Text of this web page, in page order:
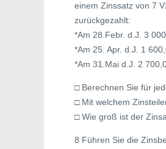
einem Zinssatz von 7
zurückgezahlt:
*Am 28.Febr. d.J. 3
*Am 25. Apr. d.J. 1
*Am 31.Mai d.J. 2
□ Berechnen Sie für
□ Mit welchem
□ Wie groß ist der
8 Führen Sie die